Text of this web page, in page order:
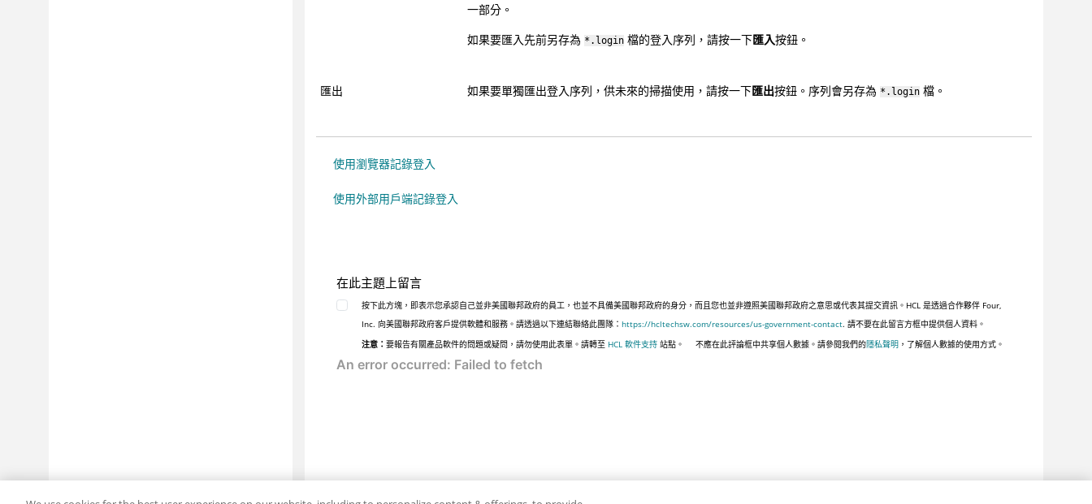
一部分。
如果要匯入先前另存為 *.login 檔的登入序列，請按一下匯入按鈕。
匯出 如果要單獨匯出登入序列，供未來的掃描使用，請按一下匯出按鈕。序列會另存為 *.login 檔。
使用瀏覽器記錄登入
使用外部用戶端記錄登入
在此主題上留言
按下此方塊，即表示您承認自己並非美國聯邦政府的員工，也並不具備美國聯邦政府的身分，而且您也並非遵照美國聯邦政府之意思或代表其提交資訊。HCL 是透過合作夥伴 Four,
Inc. 向美國聯邦政府客戶提供軟體和服務。請透過以下連結聯絡此團隊：https://hcltechsw.com/resources/us-government-contact. 請不要在此留言方框中提供個人資料。
注意：要報告有關產品軟件的問題或疑問，請勿使用此表單。請轉至 HCL 軟件支持 站點。 不應在此評論框中共享個人數據。請參閱我們的隱私聲明 ，了解個人數據的使用方式。